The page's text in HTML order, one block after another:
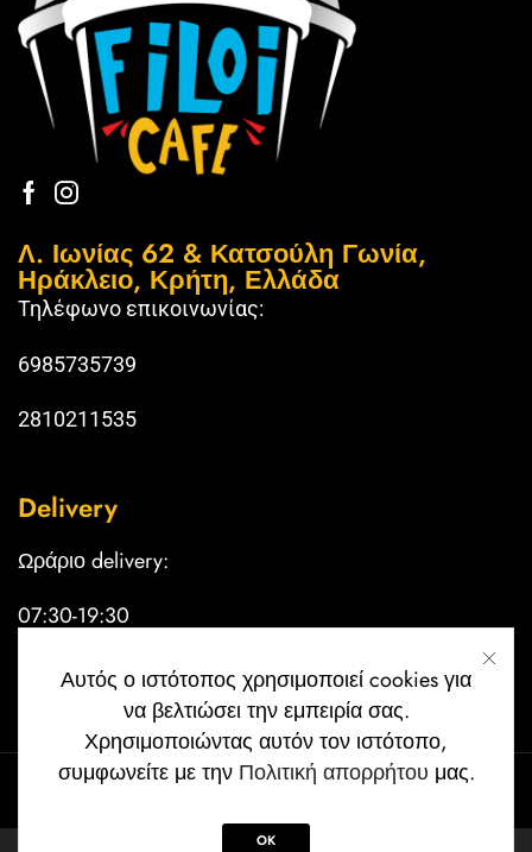
Αυτός ο ιστότοπος χρησιμοποιεί cookies για
να βελτιώσει την εμπειρία σας.
Χρησιμοποιώντας αυτόν τον ιστότοπο,
συμφωνείτε με την Πολιτική απορρήτου μας.
OK
Λ. Ιωνίας 62 & Κατσούλη Γωνία,
Ηράκλειο, Κρήτη, Ελλάδα
Τηλέφωνο επικοινωνίας:
6985735739
2810211535
Delivery
Ωράριο delivery:
07:30-19:30
Κυριακή κλειστά
papkos_designs